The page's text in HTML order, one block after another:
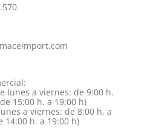
lunes a viernes: de 9:00 h.
15:00 h. a 19:00 h)
a viernes: de 8:00 h. a
14:00 h. a 19:00 h)